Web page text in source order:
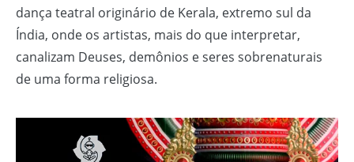
dança teatral originário de Kerala, extremo sul da
Índia, onde os artistas, mais do que interpretar,
canalizam Deuses, demônios e seres sobrenaturais
de uma forma religiosa.